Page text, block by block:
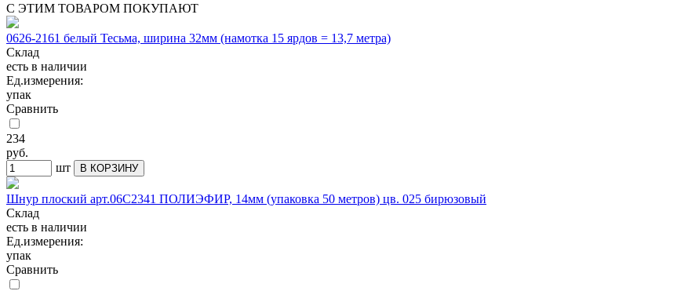
С ЭТИМ ТОВАРОМ ПОКУПАЮТ
0626-2161 белый Тесьма, ширина 32мм (намотка 15 ярдов = 13,7 метра)
Склад
есть в наличии
Ед.измерения:
упак
Сравнить
234
руб.
шт
В КОРЗИНУ
Шнур плоский арт.06С2341 ПОЛИЭФИР, 14мм (упаковка 50 метров) цв. 025 бирюзовый
Склад
есть в наличии
Ед.измерения:
упак
Сравнить